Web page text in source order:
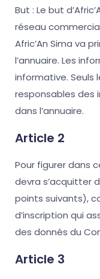
But : Le but
réseau
Afric’An Sima va
l’annuaire. Les
informative. Seuls
responsables des
dans l’annuaire.
Article 2
Pour figurer dans
devra s’acquitter
points suivants),
d’inscription qui
des donnés du
Article 3